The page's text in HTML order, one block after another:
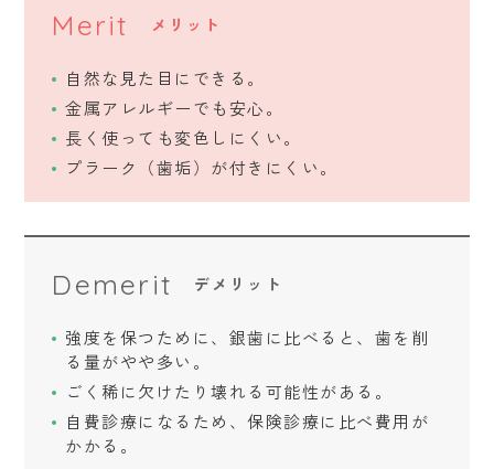
Merit メリット
自然な見た目にできる。
金属アレルギーでも安心。
長く使っても変色しにくい。
プラーク（歯垢）が付きにくい。
Demerit デメリット
強度を保つために、銀歯に比べると、歯を削
る量がやや多い。
ごく稀に欠けたり壊れる可能性がある。
自費診療になるため、保険診療に比べ費用が
かかる。